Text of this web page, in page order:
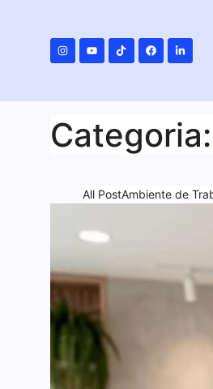
Categoria:
All PostAmbiente de